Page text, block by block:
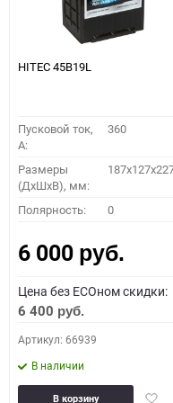
HITEC 45B19L
Пусковой ток,
A:
360
Размеры
(ДхШхВ), мм:
Полярность: 0
6 000 руб.
Цена без ECOном скидки:
6 400 руб.
Артикул: 66939
В наличии
В корзину